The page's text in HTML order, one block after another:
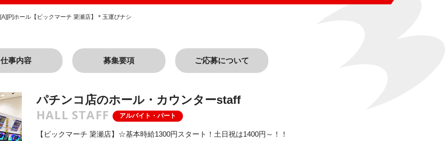
[A][P]ホール【ビックマーチ 簗瀬店】＊玉運びナシ
仕事内容 募集要項 ご応募について
パチンコ店のホール・カウンターstaff
HALL STAFF アルバイト・パート
【ビックマーチ 簗瀬店】☆基本時給1300円スタート！土日祝は1400円～！！